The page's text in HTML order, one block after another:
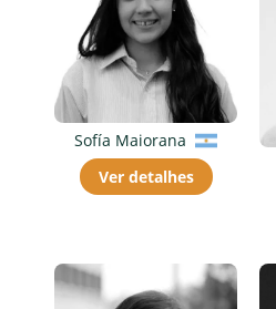
Sofía Maiorana
Ver detalhes